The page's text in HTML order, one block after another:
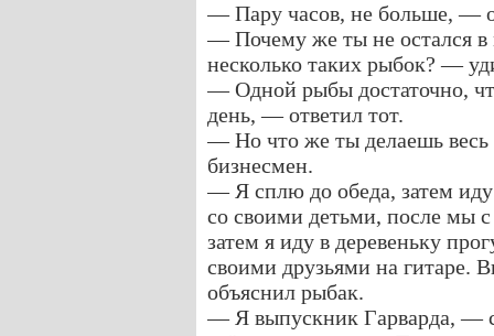
— Пару часов, не больше, —
— Почему же ты не остался
несколько таких рыбок? —
— Одной рыбы достаточно,
день, — ответил тот.
— Но что же ты делаешь
бизнесмен.
— Я сплю до обеда, затем иду
со своими детьми, после мы
затем я иду в деревеньку
своими друзьями на
объяснил рыбак.
— Я выпускник Гарварда, —